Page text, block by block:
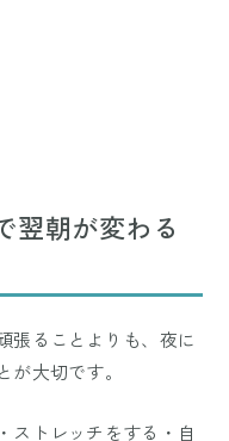
翌朝が変わる
張ることよりも、夜に
大切です。
ストレッチをする・自